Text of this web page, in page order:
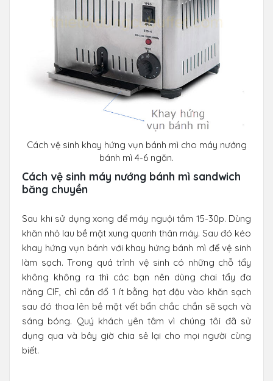
Cách vệ sinh khay hứng vụn bánh mì cho máy nướng
bánh mì 4-6 ngăn.
Cách vệ sinh máy nướng bánh mì sandwich
băng chuyền
Sau khi sử dụng xong để máy nguội tầm 15-30p. Dùng
khăn nhỏ lau bề mặt xung quanh thân máy. Sau đó kéo
khay hứng vụn bánh với khay hứng bánh mì để vệ sinh
làm sạch. Trong quá trình vệ sinh có những chỗ tẩy
không không ra thì các bạn nên dùng chai tẩy đa
năng CIF, chỉ cần đổ 1 ít bằng hạt đậu vào khăn sạch
sau đó thoa lên bề mặt vết bẩn chắc chắn sẽ sạch và
sáng bóng. Quý khách yên tâm vì chúng tôi đã sử
dụng qua và bây giờ chia sẻ lại cho mọi người cùng
biết.